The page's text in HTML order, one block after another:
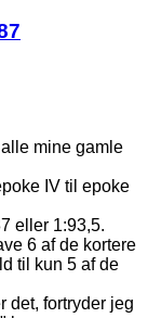
mine gamle
IV til epoke
eller 1:93,5.
6 af de kortere
til kun 5 af de
det, fortryder jeg